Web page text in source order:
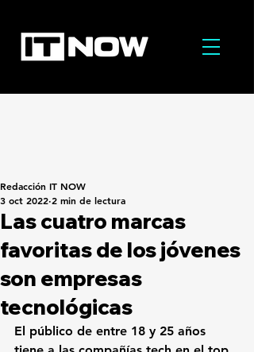
Las cuatro marcas
favoritas de los jóvenes
son empresas
tecnológicas
Redacción IT NOW
3 oct 2022 2 min de lectura
El público de entre 18 y 25 años